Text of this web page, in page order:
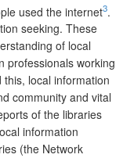
used the internet3.
seeking. These
of local
professionals working
local information
community and vital
of the libraries
information
(the Network